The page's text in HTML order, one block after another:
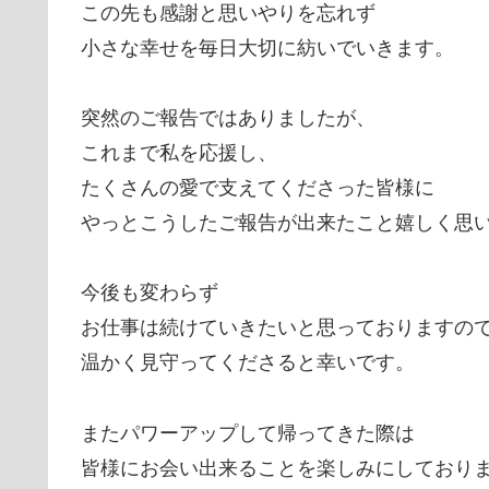
この先も感謝と思いやりを忘れず
小さな幸せを毎日大切に紡いでいきます。
突然のご報告ではありましたが、
これまで私を応援し、
たくさんの愛で支えてくださった皆様に
やっとこうしたご報告が出来たこと嬉しく思い
今後も変わらず
お仕事は続けていきたいと思っておりますの
温かく見守ってくださると幸いです。
またパワーアップして帰ってきた際は
皆様にお会い出来ることを楽しみにしておりま